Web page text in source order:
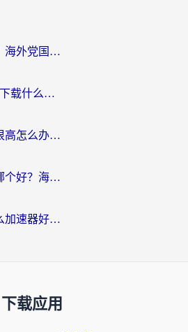
德国怎么玩最强祖师？海外党国服游戏加速器选择全攻略（附宝可梦Online实测）
在国外玩QQ飞车需要下载什么加速器呢？海外党亲测有效的国服游戏加速指南
雪糕工厂国外玩延迟很高怎么办？海外玩家国服游戏加速终极攻略（附实测推荐）
打江南百景图加速器哪个好？海外党踩坑N次后，终于找到不卡的秘诀
非洲玩装甲战争用什么加速器好？海外党亲测有效的国服游戏加速方案
下载应用